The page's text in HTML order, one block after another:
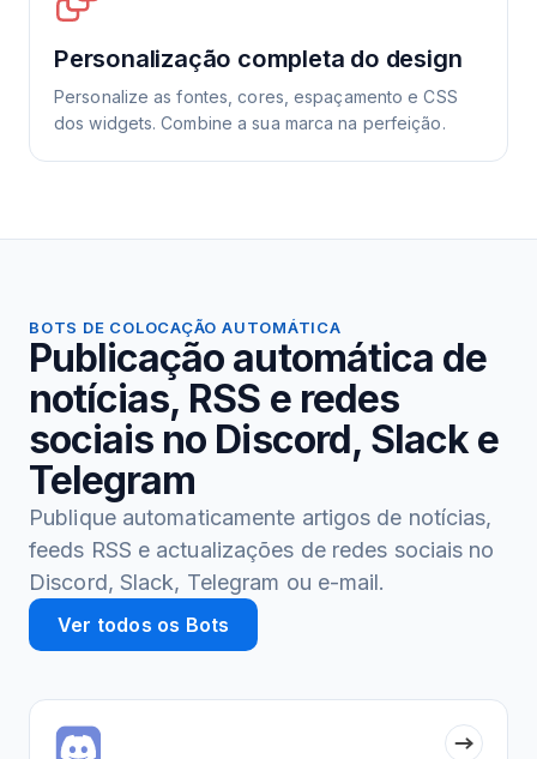
Personalização completa do design
Personalize as fontes, cores, espaçamento e CSS
dos widgets. Combine a sua marca na perfeição.
BOTS DE COLOCAÇÃO AUTOMÁTICA
Publicação automática de
notícias, RSS e redes
sociais no Discord, Slack e
Telegram
Publique automaticamente artigos de notícias,
feeds RSS e actualizações de redes sociais no
Discord, Slack, Telegram ou e-mail.
Ver todos os Bots